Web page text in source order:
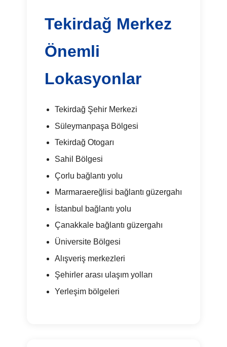
Tekirdağ Merkez
Önemli
Lokasyonlar
Tekirdağ Şehir Merkezi
Süleymanpaşa Bölgesi
Tekirdağ Otogarı
Sahil Bölgesi
Çorlu bağlantı yolu
Marmaraereğlisi bağlantı güzergahı
İstanbul bağlantı yolu
Çanakkale bağlantı güzergahı
Üniversite Bölgesi
Alışveriş merkezleri
Şehirler arası ulaşım yolları
Yerleşim bölgeleri